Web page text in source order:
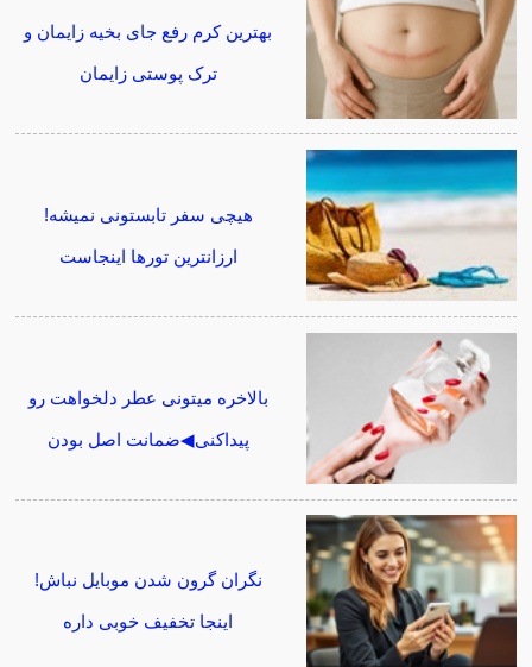
بهترین کرم رفع جای بخیه زایمان و
ترک پوستی زایمان
هیچی سفر تابستونی نمیشه!
ارزانترین تورها اینجاست
بالاخره میتونی عطر دلخواهت رو
پیداکنی◀ضمانت اصل بودن
نگران گرون شدن موبایل نباش!
اینجا تخفیف خوبی داره